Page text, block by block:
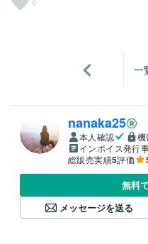
一
nanaka25
本人確認
インボイス発行
総販売実績5評価
無料
メッセージを送る